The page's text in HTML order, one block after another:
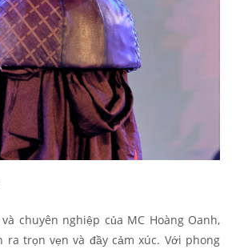
chuyên nghiệp của MC Hoàng Oanh,
ra trọn vẹn và đầy cảm xúc. Với phong